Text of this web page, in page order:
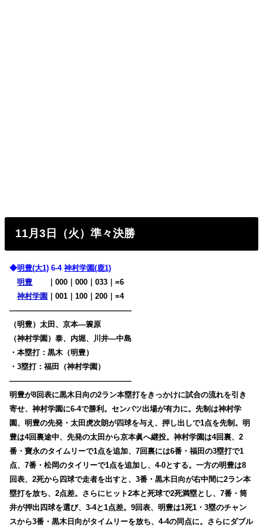
11月3日（火）準々決勝
◆明豊(大1) 6-4神村学園(鹿1)
明豊
｜000｜000｜033｜=6
神村学園
｜001｜100｜200｜=4
————————————————
（明豊）太田、京本―簑原
（神村学園）泰、内堀、川井―中島
・本塁打：黒木（明豊）
・3塁打：福田（神村学園）
————————————————
明豊が8回表に黒木日向の2ラン本塁打をきっかけに試合の流れを引き
寄せ、神村学園に6-4で勝利。センバツ出場が有力に。先制は神村学
園、明豊の先発・太田虎次朗が四球を与え、押し出しで1点を先制。明
豊は4回裏途中、先発の太田から京本眞へ継投。神村学園は4回裏、2
番・寶永のタイムリーで1点を追加、7回裏には6番・福田の3塁打で1
点、7番・松岡のタイリーで1点を追加し、4-0とする。一方の明豊は8
回表、2死から四球で走者を出すと、3番・黒木日向が右中間に2ラン本
塁打を放ち、2点差。さらにヒット2本と死球で2死満塁とし、7番・筒
井が押出四球を選び、3-4と1点差。9回表、明豊は1死1・3塁のチャン
スから3番・黒木日向がタイムリーを放ち、4-4の同点に。さらにダブル